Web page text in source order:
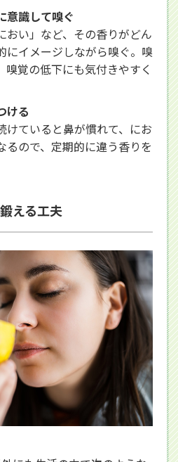
意識して嗅ぐ
おい」など、その香りがどん
にイメージしながら嗅ぐ。嗅
嗅覚の低下にも気付きやすく
ける
けていると鼻が慣れて、にお
るので、定期的に違う香りを
える工夫